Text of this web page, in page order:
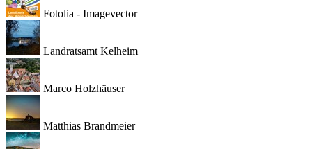
Fotolia - Imagevector
Landratsamt Kelheim
Marco Holzhäuser
Matthias Brandmeier